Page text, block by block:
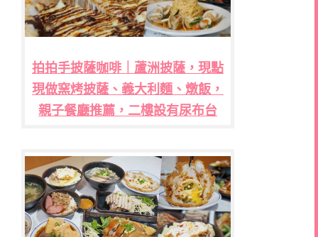
拍拍手披薩咖啡｜蘆洲披薩，現點
現做窯烤披薩、義大利麵、燉飯，
親子餐廳推薦，二樓設有尿布台